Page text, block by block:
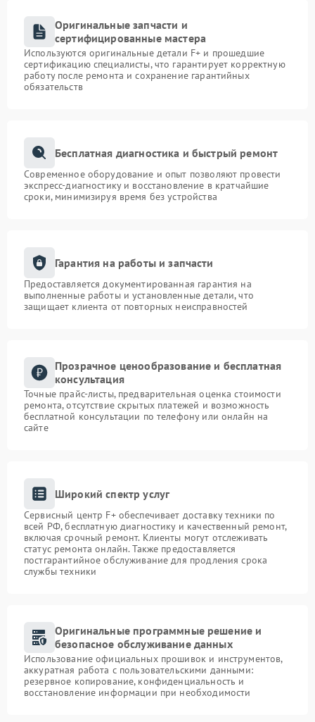
Оригинальные запчасти и
сертифицированные мастера
Используются оригинальные детали F+ и прошедшие
сертификацию специалисты, что гарантирует корректную
работу после ремонта и сохранение гарантийных
обязательств
Бесплатная диагностика и быстрый ремонт
Современное оборудование и опыт позволяют провести
экспресс-диагностику и восстановление в кратчайшие
сроки, минимизируя время без устройства
Гарантия на работы и запчасти
Предоставляется документированная гарантия на
выполненные работы и установленные детали, что
защищает клиента от повторных неисправностей
Прозрачное ценообразование и бесплатная
консультация
Точные прайс-листы, предварительная оценка стоимости
ремонта, отсутствие скрытых платежей и возможность
бесплатной консультации по телефону или онлайн на
сайте
Широкий спектр услуг
Сервисный центр F+ обеспечивает доставку техники по
всей РФ, бесплатную диагностику и качественный ремонт,
включая срочный ремонт. Клиенты могут отслеживать
статус ремонта онлайн. Также предоставляется
постгарантийное обслуживание для продления срока
службы техники
Оригинальные программные решение и
безопасное обслуживание данных
Использование официальных прошивок и инструментов,
аккуратная работа с пользовательскими данными:
резервное копирование, конфиденциальность и
восстановление информации при необходимости